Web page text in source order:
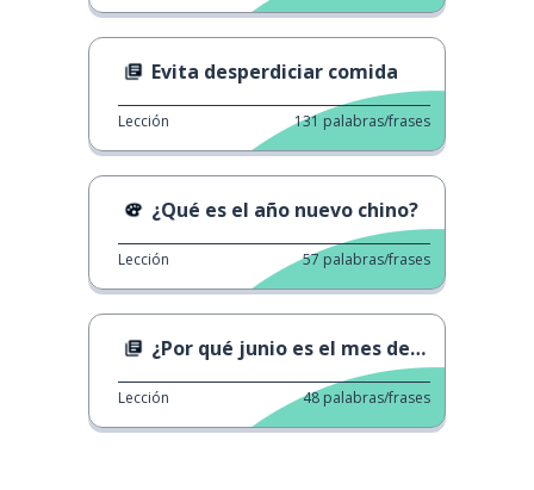
Evita desperdiciar comida
Lección 131 palabras/frases
¿Qué es el año nuevo chino?
Lección 57 palabras/frases
¿Por qué junio es el mes del orgullo?
Lección 48 palabras/frases